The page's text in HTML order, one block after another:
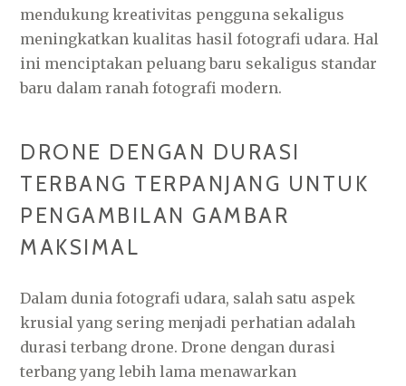
mendukung kreativitas pengguna sekaligus
meningkatkan kualitas hasil fotografi udara. Hal
ini menciptakan peluang baru sekaligus standar
baru dalam ranah fotografi modern.
DRONE DENGAN DURASI
TERBANG TERPANJANG UNTUK
PENGAMBILAN GAMBAR
MAKSIMAL
Dalam dunia fotografi udara, salah satu aspek
krusial yang sering menjadi perhatian adalah
durasi terbang drone. Drone dengan durasi
terbang yang lebih lama menawarkan